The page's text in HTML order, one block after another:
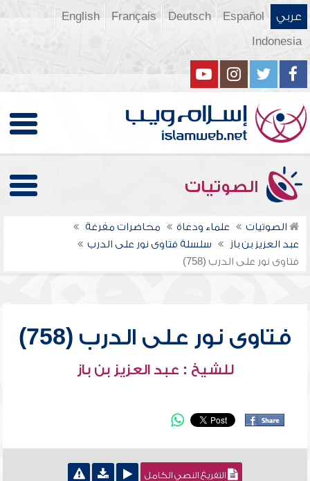
عربي Español
Deutsch
Français
English
Indonesia
الصوتيات
الصوتيات علماء ودعاة
محاضرات مفرغة
عبد العزيز بن باز
سلسلة فتاوى نور على الدرب
فتاوى نور على الدرب (758)
فتاوى نور على الدرب (758)
للشيخ : عبد العزيز بن باز
التفريغ النصي الكامل